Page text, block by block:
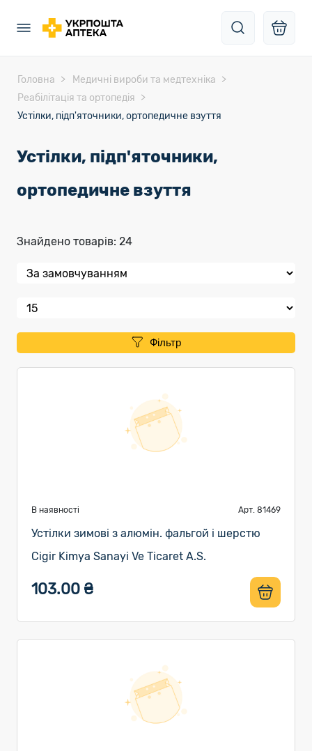
Головна
Медичні вироби та медтехніка
Реабілітація та ортопедія
Устілки, підп'яточники, ортопедичне взуття
Устілки, підп'яточники,
ортопедичне взуття
Знайдено товарів: 24
Фільтр
В наявності Арт. 81469
Устілки зимові з алюмін. фальгой і шерстю
Cigir Kimya Sanayi Ve Ticaret A.S.
103.00 ₴